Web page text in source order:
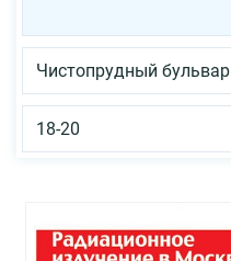
Чистопрудный бульвар
18-20